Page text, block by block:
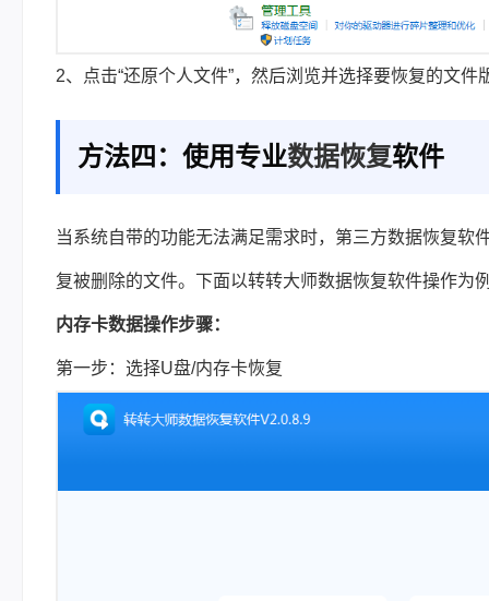
2、点击“还原个人文件”，然后浏览并选择要恢复的文件
方法四：使用专业数据恢复软件
当系统自带的功能无法满足需求时，第三方数据恢复
复被删除的文件。下面以转转大师数据恢复软件操作为
内存卡数据操作步骤：
第一步：选择U盘/内存卡恢复